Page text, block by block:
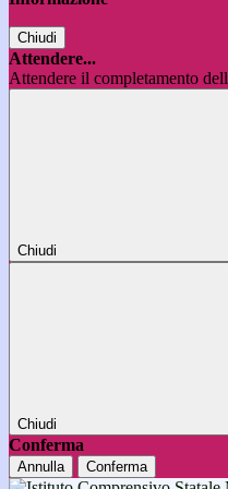
Chiudi
Attendere...
Attendere il completamento
Chiudi
Chiudi
Conferma
Annulla Conferma